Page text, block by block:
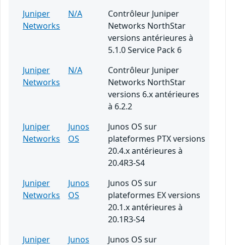
Juniper
Networks
N/A
Contrôleur Juniper
Networks NorthStar
versions antérieures à
5.1.0 Service Pack 6
Juniper
Networks
N/A
Contrôleur Juniper
Networks NorthStar
versions 6.x antérieures
à 6.2.2
Juniper
Networks
Junos
OS
Junos OS sur
plateformes PTX versions
20.4.x antérieures à
20.4R3-S4
Juniper
Networks
Junos
OS
Junos OS sur
plateformes EX versions
20.1.x antérieures à
20.1R3-S4
Juniper
Junos Junos OS sur